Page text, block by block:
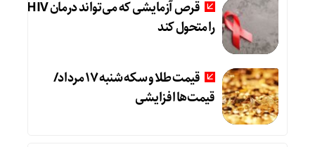
قرص آزمایشی که می‌تواند درمان HIV
را متحول کند
قیمت طلا و سکه شنبه 17 مرداد/
قیمت‌ها افزایشی